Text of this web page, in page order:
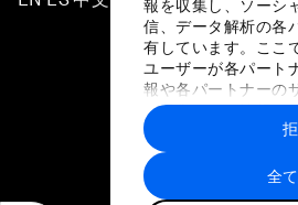
報を収集し、ソーシ
信、データ解析の各
有しています。ここ
ユーザーが各パート
報や各パートナーの
に収集された情報と
トナーによって使用
す。
全
プライバシーポリシー
サイトマッ